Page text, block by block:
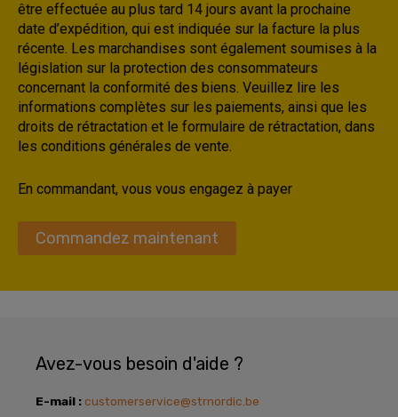
être effectuée au plus tard 14 jours avant la prochaine
date d’expédition, qui est indiquée sur la facture la plus
récente. Les marchandises sont également soumises à la
législation sur la protection des consommateurs
concernant la conformité des biens. Veuillez lire les
informations complètes sur les paiements, ainsi que les
droits de rétractation et le formulaire de rétractation, dans
les conditions générales de vente.
En commandant, vous vous engagez à payer
Commandez maintenant
Avez-vous besoin d'aide ?
E-mail :customerservice@strnordic.be